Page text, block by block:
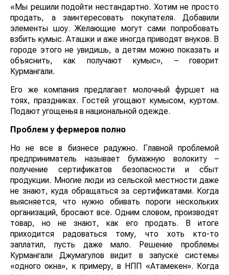
«Мы решили подойти нестандартно. Хотим не просто
продать, а заинтересовать покупателя. Добавили
элементы шоу. Желающие могут сами попробовать
взбить кумыс. Аташки и аже иногда приводят внуков. В
городе этого не увидишь, а детям можно показать и
объяснить, как получают кумыс», – говорит
Курмангали.
Его же компания предлагает молочный фуршет на
тоях, праздниках. Гостей угощают кумысом, куртом.
Подают угощенья в национальной одежде.
Проблем у фермеров полно
Но не все в бизнесе радужно. Главной проблемой
предприниматель называет бумажную волокиту –
получение сертификатов безопасности и сбыт
продукции. Многие люди из сельской местности даже
не знают, куда обращаться за сертификатами. Когда
выясняется, что нужно обивать пороги нескольких
организаций, бросают все. Одним словом, производят
товар, но не знают, как его продать. В итоге
приходится радоваться тому, что хоть кто-то
заплатил, пусть даже мало. Решение проблемы
Курмангали Джумагулов видит в запуске системы
«одного окна», к примеру, в НПП «Атамекен». Когда